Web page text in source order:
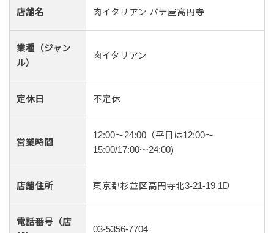
店舗名 肉イタリアン パテ屋高円寺
業種（ジャン
ル）
肉イタリアン
定休日 不定休
営業時間
12:00～24:00（平日は12:00～
15:00/17:00～24:00)
店舗住所 東京都杉並区高円寺北3-21-19 1D
電話番号（店
03-5356-7704